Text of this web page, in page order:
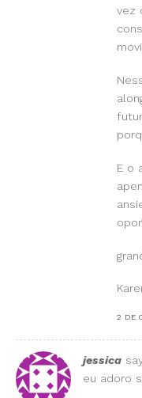
vez
E o
2 DE
jessica
eu adoro